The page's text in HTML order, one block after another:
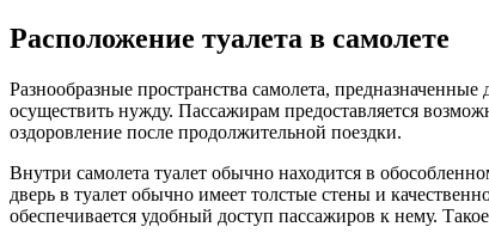
Расположение туалета в самолете
Разнообразные пространства самолета,
осуществить нужду. Пассажирам предоставляется
оздоровление после продолжительной поездки.
Внутри самолета туалет обычно находится в
дверь в туалет обычно имеет толстые стены и
обеспечивается удобный доступ пассажиров к нему.